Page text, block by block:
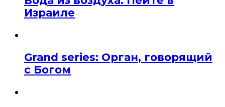
Израиле
Grand series: Орган, говорящий
с Богом